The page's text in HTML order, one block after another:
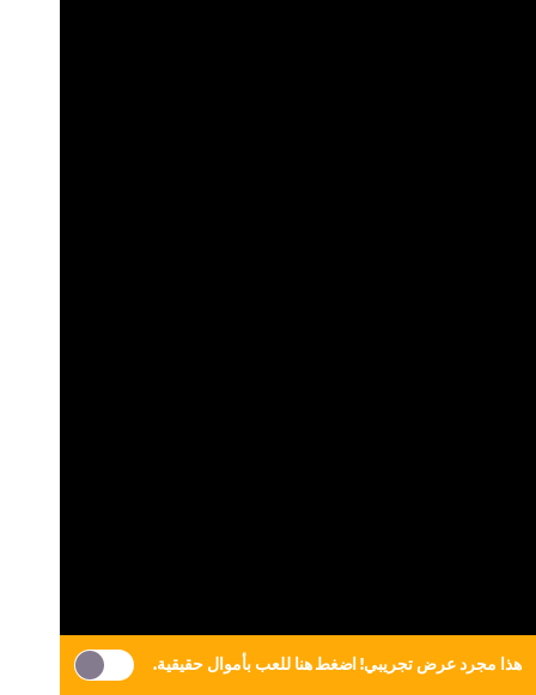
هذا مجرد عرض تجريبي! اضغط هنا للعب بأموال حقيقية.